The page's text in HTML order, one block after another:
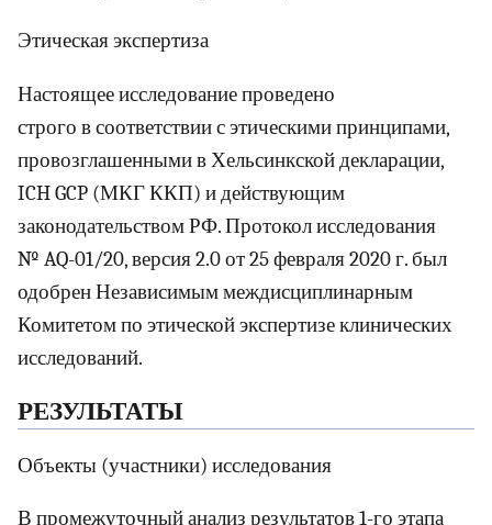
Этическая экспертиза
Настоящее исследование проведено
строго в соответствии с этическими принципами,
провозглашенными в Хельсинкской декларации,
ICH GCP (МКГ ККП) и действующим
законодательством РФ. Протокол исследования
№ AQ-01/20, версия 2.0 от 25 февраля 2020 г. был
одобрен Независимым междисциплинарным
Комитетом по этической экспертизе клинических
исследований.
РЕЗУЛЬТАТЫ
Объекты (участники) исследования
В промежуточный анализ результатов 1-го этапа